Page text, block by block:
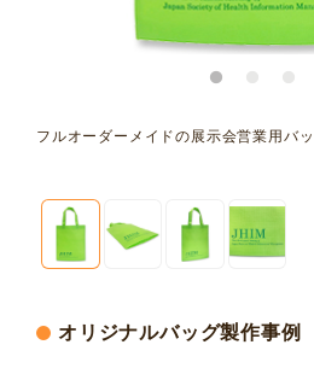
フルオーダーメイドの展示会営業用バッ
オリジナルバッグ製作事例